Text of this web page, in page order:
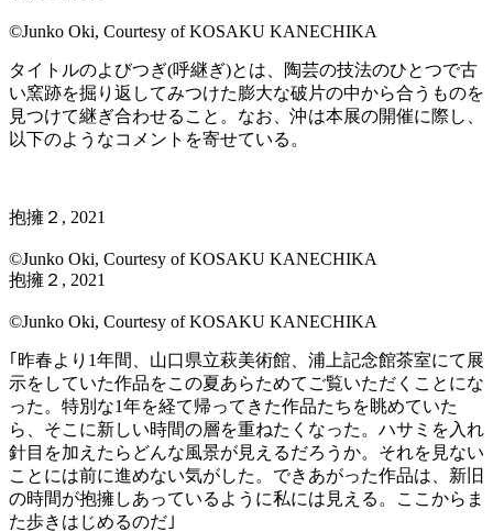
©Junko Oki, Courtesy of KOSAKU KANECHIKA
タイトルのよびつぎ(呼継ぎ)とは、陶芸の技法のひとつで古
い窯跡を掘り返してみつけた膨⼤な破⽚の中から合うものを
⾒つけて継ぎ合わせること。なお、沖は本展の開催に際し、
以下のようなコメントを寄せている。
抱擁２, 2021
©Junko Oki, Courtesy of KOSAKU KANECHIKA
抱擁２, 2021
©Junko Oki, Courtesy of KOSAKU KANECHIKA
｢昨春より1年間、⼭⼝県⽴萩美術館、浦上記念館茶室にて展
⽰をしていた作品をこの夏あらためてご覧いただくことにな
った。特別な1年を経て帰ってきた作品たちを眺めていた
ら、そこに新しい時間の層を重ねたくなった。ハサミを⼊れ
針⽬を加えたらどんな⾵景が⾒えるだろうか。それを⾒ない
ことには前に進めない気がした。できあがった作品は、新旧
の時間が抱擁しあっているように私には⾒える。ここからま
た歩きはじめるのだ｣